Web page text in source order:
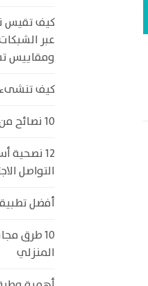
كيف تقيس
عبر
ومقاييس
كيف تنشىء
10 نصائح من أجل تسويق رقمي ناجح
12
التواصل
أفضل
10 طرق
المنزلي